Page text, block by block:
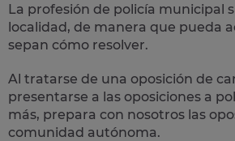
La profesión de policía municipal
localidad, de manera que pueda
sepan cómo resolver.
Al tratarse de una oposición de
presentarse a las oposiciones a
más, prepara con nosotros las
comunidad autónoma.